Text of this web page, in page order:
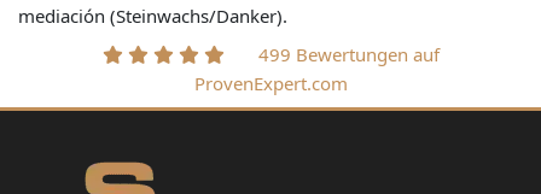
mediación (Steinwachs/Danker).
499 Bewertungen auf
ProvenExpert.com